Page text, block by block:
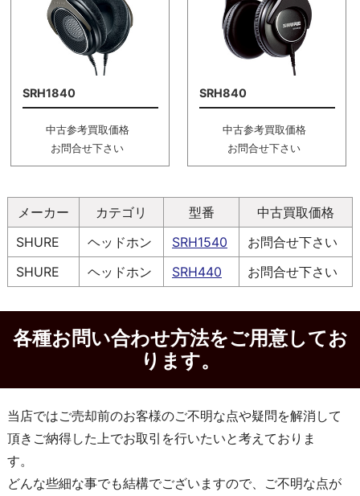
SRH1840
中古参考買取価格
お問合せ下さい
SRH840
中古参考買取価格
お問合せ下さい
メーカー カテゴリ 型番
中古買取価格
SHURE
ヘッドホン SRH1540
お問合せ下さい
SHURE
ヘッドホン SRH440 お問合せ下さい
各種お問い合わせ方法をご用意してお
ります。
当店ではご売却前のお客様のご不明な点や疑問を解消して
頂きご納得した上でお取引を行いたいと考えておりま
す。
どんな些細な事でも結構でございますので、ご不明な点が